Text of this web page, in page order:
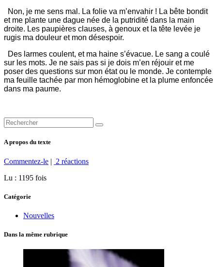
Non, je me sens mal. La folie va m’envahir ! La bête bondit
et me plante une dague née de la putridité dans la main
droite. Les paupières clauses, à genoux et la tête levée je
rugis ma douleur et mon désespoir.
Des larmes coulent, et ma haine s’évacue. Le sang a coulé
sur les mots. Je ne sais pas si je dois m’en réjouir et me
poser des questions sur mon état ou le monde. Je contemple
ma feuille tachée par mon hémoglobine et la plume enfoncée
dans ma paume.
A propos du texte
Commentez-le | 2 réactions
Lu : 1195 fois
Catégorie
Nouvelles
Dans la même rubrique